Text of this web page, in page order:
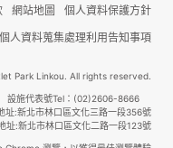
網站地圖
個人資料保護方針
個人資料蒐集處理利用告知事項
Park Linkou. All rights reserved.
設施代表號Tel：(02)2606-8666
址:新北市林口區文化三路一段356號
址:新北市林口區文化二路一段123號